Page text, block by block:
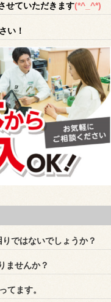
せていただきます(*^_^*)
い！
ではないでしょうか？
ませんか？
てます。